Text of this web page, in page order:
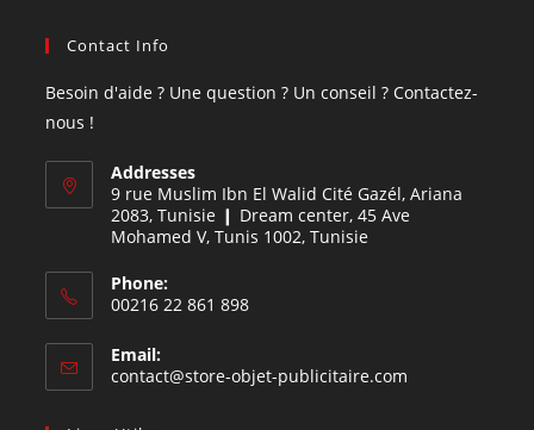
Contact Info
Besoin d'aide ? Une question ? Un conseil ? Contactez-
nous !
Addresses
9 rue Muslim Ibn El Walid Cité Gazél, Ariana
2083, Tunisie ❙ Dream center, 45 Ave
Mohamed V, Tunis 1002, Tunisie
Phone:
00216 22 861 898
Email:
contact@store-objet-publicitaire.com